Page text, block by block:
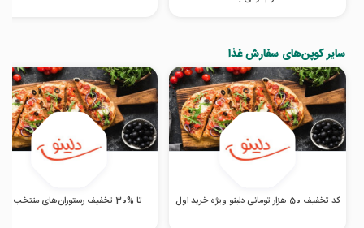
سایر کوپن‌های سفارش غذا
کد تخفیف 50 هزار تومانی دلینو ویژه خرید اول تا %30 تخفیف رستوران‌های منتخب دلینو